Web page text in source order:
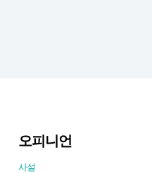
오피니언
사설